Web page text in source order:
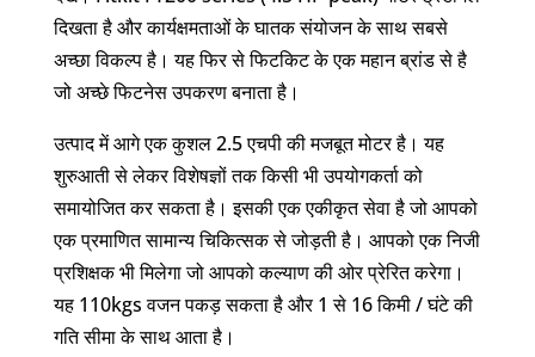
दिखता है और कार्यक्षमताओं के घातक संयोजन के साथ सबसे
अच्छा विकल्प है। यह फिर से फिटकिट के एक महान ब्रांड से है
जो अच्छे फिटनेस उपकरण बनाता है।
उत्पाद में आगे एक कुशल 2.5 एचपी की मजबूत मोटर है। यह
शुरुआती से लेकर विशेषज्ञों तक किसी भी उपयोगकर्ता को
समायोजित कर सकता है। इसकी एक एकीकृत सेवा है जो आपको
एक प्रमाणित सामान्य चिकित्सक से जोड़ती है। आपको एक निजी
प्रशिक्षक भी मिलेगा जो आपको कल्याण की ओर प्रेरित करेगा।
यह 110kgs वजन पकड़ सकता है और 1 से 16 किमी / घंटे की
गति सीमा के साथ आता है।